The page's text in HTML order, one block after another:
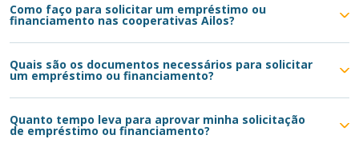
Como faço para solicitar um empréstimo ou
financiamento nas cooperativas Ailos?
Quais são os documentos necessários para solicitar
um empréstimo ou financiamento?
Quanto tempo leva para aprovar minha solicitação
de empréstimo ou financiamento?